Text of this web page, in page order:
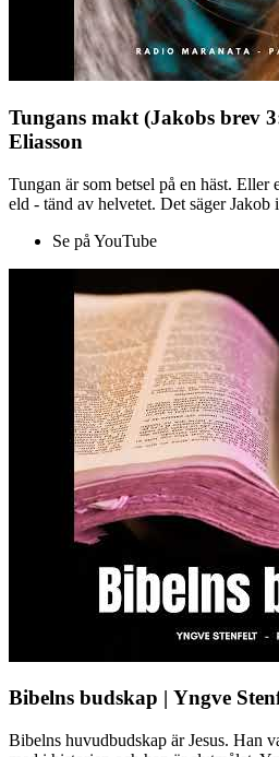
Tungans makt (Jakobs brev
Eliasson
Tungan är som betsel på en häst. Eller
eld - tänd av helvetet. Det säger Jakob
Se på YouTube
Bibelns budskap | Yngve
Bibelns huvudbudskap är Jesus. Han